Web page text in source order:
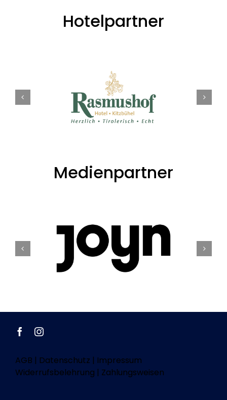
Hotelpartner
Medienpartner
AGB | Datenschutz | Impressum
Widerrufsbelehrung | Zahlungsweisen